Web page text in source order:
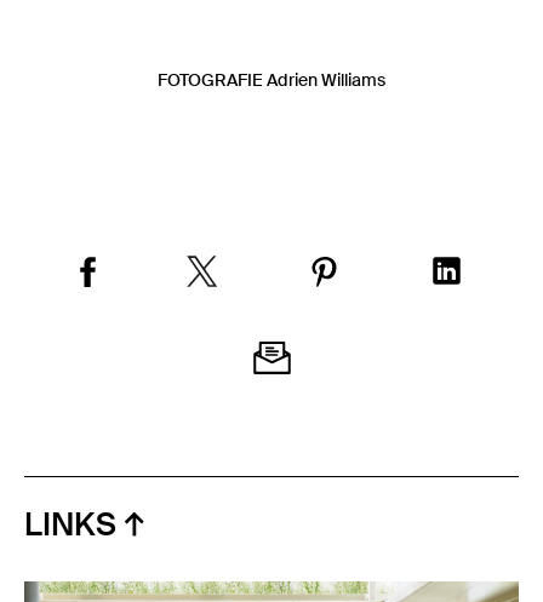
FOTOGRAFIE Adrien Williams
LINKS